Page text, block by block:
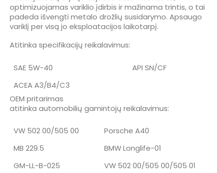
optimizuojamas variklio įdirbis ir mažinama trintis, o tai
padeda išvengti metalo drožlių susidarymo. Apsaugo
variklį per visą jo eksploatacijos laikotarpį.
Atitinka specifikacijų reikalavimus:
SAE 5W-40
API SN/CF
ACEA A3/B4/C3
OEM pritarimas
atitinka automobilių gamintojų reikalavimus:
VW 502 00/505 00
Porsche A40
MB 229.5
BMW Longlife-01
GM-LL-B-025
VW 502 00/505 00/505 01